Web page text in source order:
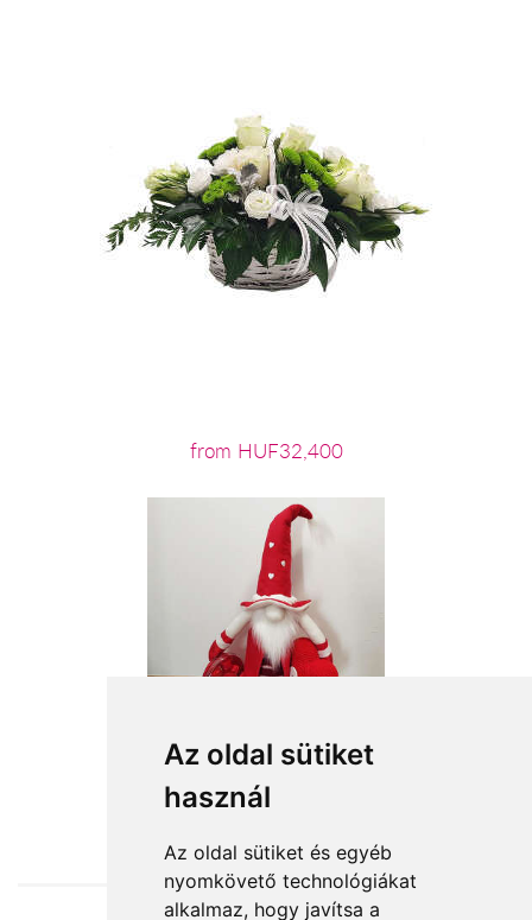
Az oldal sütiket
használ
Az oldal sütiket és egyéb
nyomkövető technológiákat
alkalmaz, hogy javítsa a
from HUF32,400
from HUF19,600